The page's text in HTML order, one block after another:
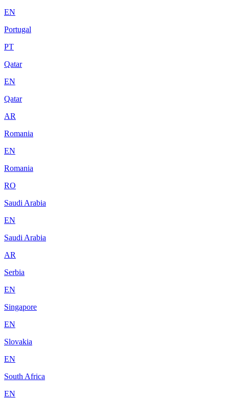
EN
Portugal
PT
Qatar
EN
Qatar
AR
Romania
EN
Romania
RO
Saudi Arabia
EN
Saudi Arabia
AR
Serbia
EN
Singapore
EN
Slovakia
EN
South Africa
EN